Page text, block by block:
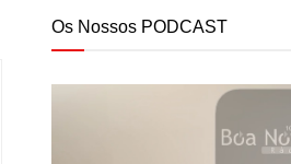
Os Nossos PODCAST